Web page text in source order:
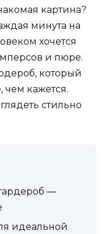
картина?
минута на
хочется
и пюре.
который
чем кажется.
стильно
—
идеальной